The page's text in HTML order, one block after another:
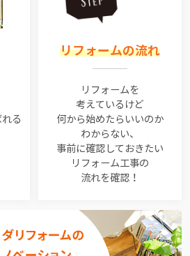
る
リフォームの流れ
リフォームを
考えているけど
何から始めたらいいのか
わからない、
事前に確認しておきたい
リフォーム工事の
流れを確認！